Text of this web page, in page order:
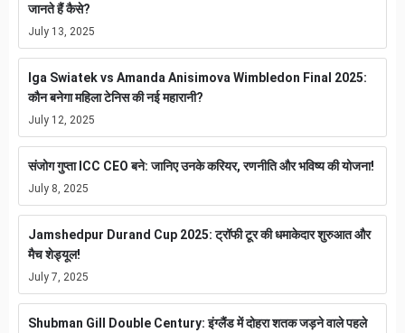
जानते हैं कैसे?
July 13, 2025
Iga Swiatek vs Amanda Anisimova Wimbledon Final 2025:
कौन बनेगा महिला टेनिस की नई महारानी?
July 12, 2025
संजोग गुप्ता ICC CEO बने: जानिए उनके करियर, रणनीति और भविष्य की योजना!
July 8, 2025
Jamshedpur Durand Cup 2025: ट्रॉफी टूर की धमाकेदार शुरुआत और
मैच शेड्यूल!
July 7, 2025
Shubman Gill Double Century: इंग्लैंड में दोहरा शतक जड़ने वाले पहले